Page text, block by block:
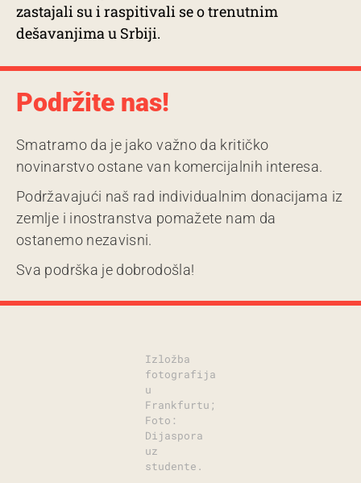
zastajali su i raspitivali se o trenutnim
dešavanjima u Srbiji.
Podržite nas!
Smatramo da je jako važno da kritičko
novinarstvo ostane van komercijalnih interesa.
Podržavajući naš rad individualnim donacijama iz
zemlje i inostranstva pomažete nam da
ostanemo nezavisni.
Sva podrška je dobrodošla!
Izložba
fotografija
u
Frankfurtu;
Foto:
Dijaspora
uz
studente.